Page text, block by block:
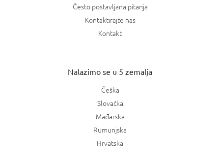
Često postavljana pitanja
Kontaktirajte nas
Kontakt
Nalazimo se u 5 zemalja
Češka
Slovačka
Mađarska
Rumunjska
Hrvatska